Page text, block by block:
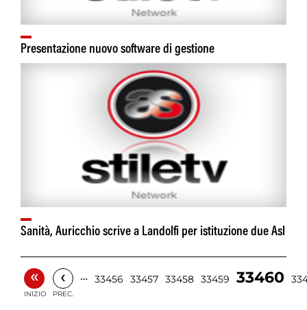
Presentazione nuovo software di gestione
Sanità, Auricchio scrive a Landolfi per istituzione due Asl
«
INIZIO
‹
PREC.
… 33456 33457 33458 33459 33460